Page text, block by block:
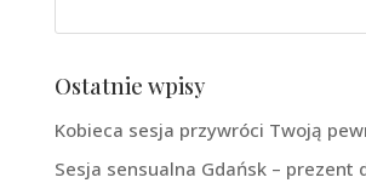
Ostatnie wpisy
Kobieca sesja przywróci Twoją
Sesja sensualna Gdańsk – prezent